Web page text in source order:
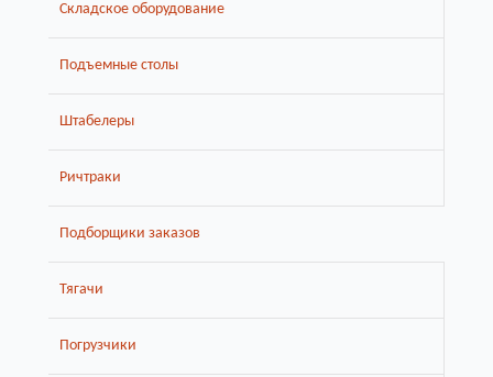
Складское оборудование
Подъемные столы
Штабелеры
Ричтраки
Подборщики заказов
Тягачи
Погрузчики